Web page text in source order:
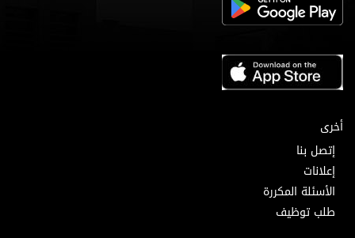
أخرى
إتصل بنا
إعلانات
الأسئلة المكررة
طلب توظيف